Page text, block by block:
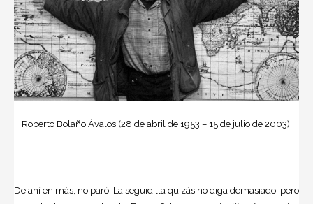
Roberto Bolaño Ávalos (28 de abril de 1953 – 15 de julio de 2003).
De ahí en más, no paró. La seguidilla quizás no diga demasiado, pero